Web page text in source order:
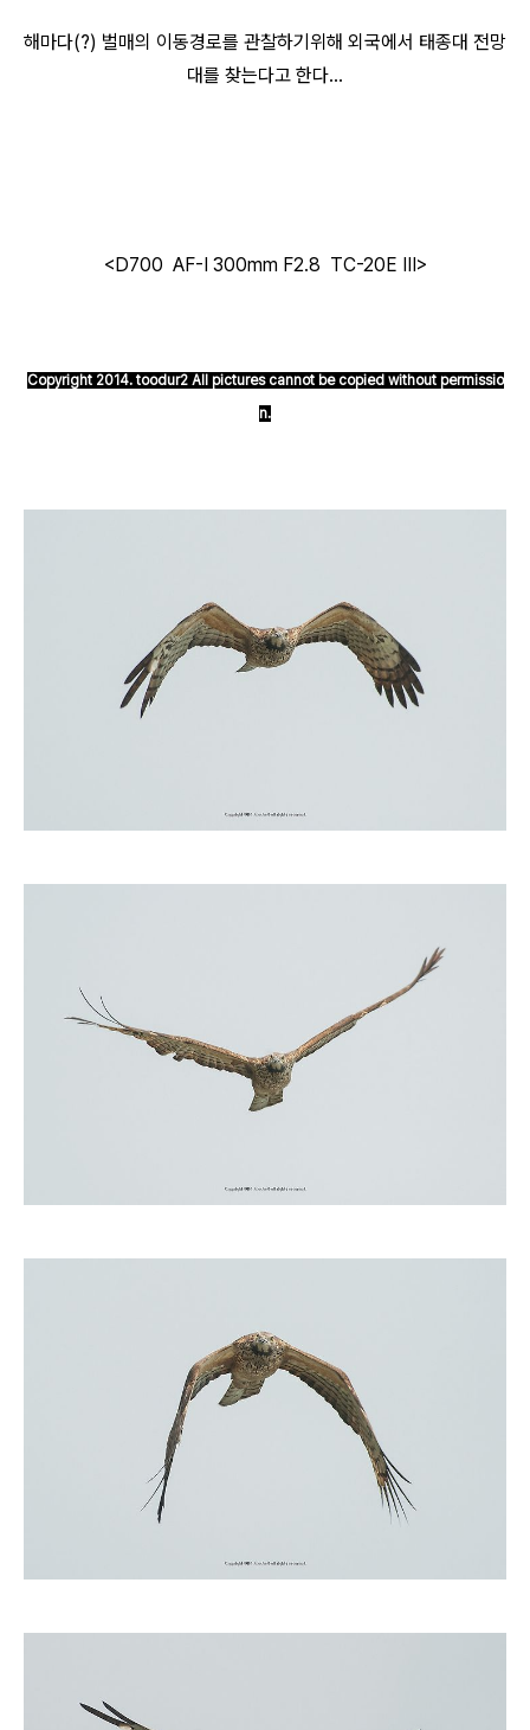
해마다(?) 벌매의 이동경로를 관찰하기위해 외국에서 태종대 전망
대를 찾는다고 한다...
<D700 AF-I 300mm F2.8 TC-20E III>
Copyright 2014. toodur2 All pictures cannot be copied without permissio
n.